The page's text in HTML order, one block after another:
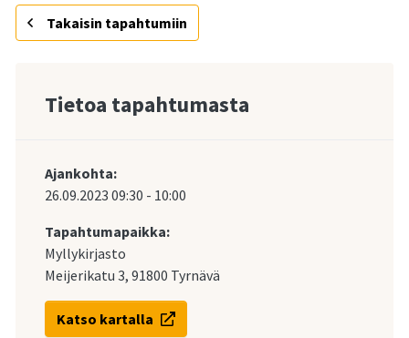
Takaisin tapahtumiin
Tietoa tapahtumasta
Ajankohta:
26.09.2023 09:30 - 10:00
Tapahtumapaikka:
Myllykirjasto
Meijerikatu 3, 91800 Tyrnävä
Katso kartalla